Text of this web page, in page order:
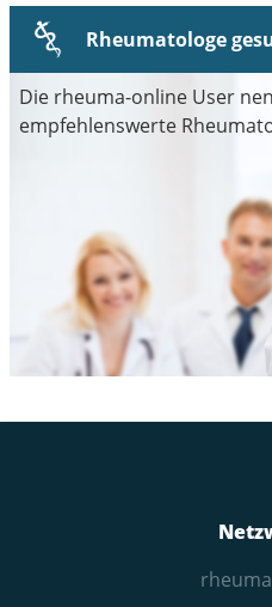
Rheumatologe
Die rheuma-online User
empfehlenswerte